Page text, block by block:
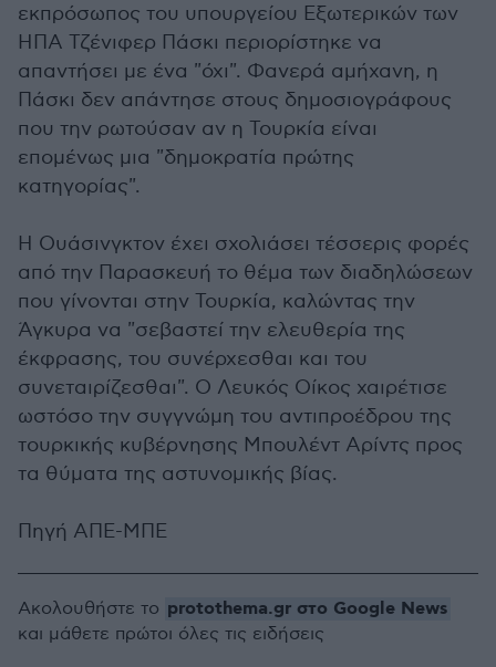
εκπρόσωπος του υπουργείου Εξωτερικών των
ΗΠΑ Τζένιφερ Πάσκι περιορίστηκε να
απαντήσει με ένα "όχι". Φανερά αμήχανη, η
Πάσκι δεν απάντησε στους δημοσιογράφους
που την ρωτούσαν αν η Τουρκία είναι
επομένως μια "δημοκρατία πρώτης
κατηγορίας".
Η Ουάσινγκτον έχει σχολιάσει τέσσερις φορές
από την Παρασκευή το θέμα των διαδηλώσεων
που γίνονται στην Τουρκία, καλώντας την
Άγκυρα να "σεβαστεί την ελευθερία της
έκφρασης, του συνέρχεσθαι και του
συνεταιρίζεσθαι". Ο Λευκός Οίκος χαιρέτισε
ωστόσο την συγγνώμη του αντιπροέδρου της
τουρκικής κυβέρνησης Μπουλέντ Αρίντς προς
τα θύματα της αστυνομικής βίας.
Πηγή ΑΠΕ-ΜΠΕ
Ακολουθήστε το protothema.gr στο Google News
και μάθετε πρώτοι όλες τις ειδήσεις